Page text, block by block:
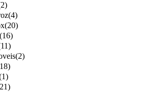
(4)
(20)
(16)
(2)